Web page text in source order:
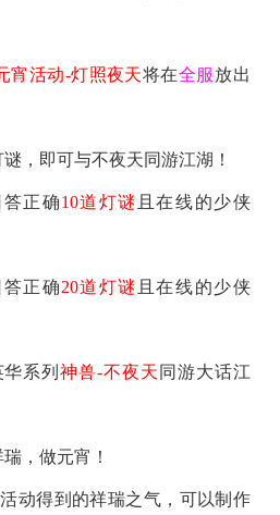
宵活动-灯照夜天将在全服 放出
，即可与不夜天同游江湖！
正确10道灯谜 且在线的少侠
正确20道灯谜 且在线的少侠
系列 神兽-不夜天 同游大话江
，做元宵！
动得到的祥瑞之气，可以制作